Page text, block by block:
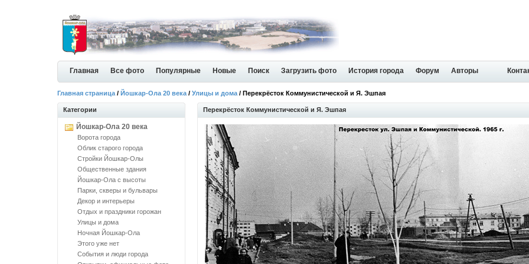
Главная Все фото Популярные Новые Поиск Загрузить фото История города Форум Авторы
Главная страница / Йошкар-Ола 20 века / Улицы и дома / Перекрёсток Коммунистической и Я. Эшпая
Категории
Йошкар-Ола 20 века
Ворота города
Облик старого города
Стройки Йошкар-Олы
Общественные здания
Йошкар-Ола с высоты
Парки, скверы и бульвары
Декор и интерьеры
Отдых и праздники горожан
Улицы и дома
Ночная Йошкар-Ола
Этого уже нет
События и люди города
Перекрёсток Коммунистической и Я. Эшпая